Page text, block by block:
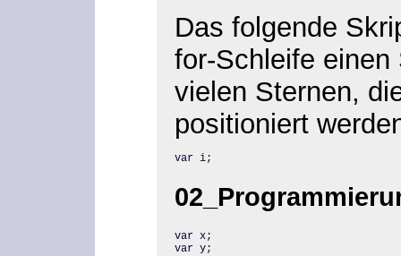
Das folgende
for-Schleife
vielen Sternen,
positioniert
var i;
var x;
var y;